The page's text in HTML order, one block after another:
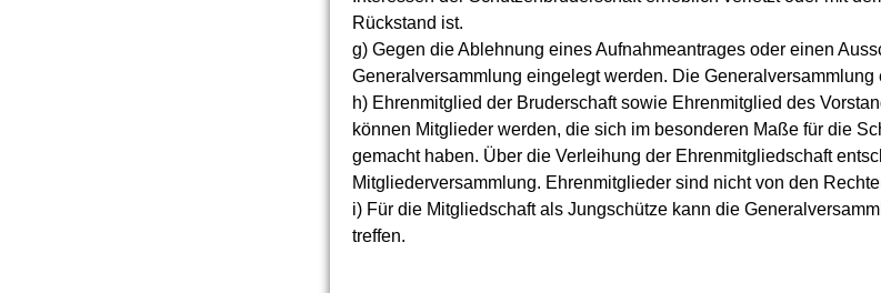
Rückstand ist.
g) Gegen die Ablehnung eines Aufnahmeantrages oder einen
Generalversammlung eingelegt werden. Die Generalversammlung
h) Ehrenmitglied der Bruderschaft sowie Ehrenmitglied des
können Mitglieder werden, die sich im besonderen Maße für die
gemacht haben. Über die Verleihung der Ehrenmitgliedschaft
Mitgliederversammlung. Ehrenmitglieder sind nicht von den
i) Für die Mitgliedschaft als Jungschütze kann die
treffen.